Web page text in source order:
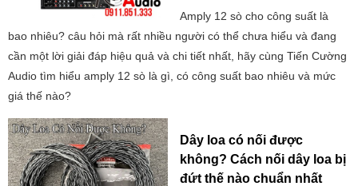
Amply 12 sò cho công suất là
bao nhiêu? câu hỏi mà rất nhiều người có thể chưa hiểu và đang
cần một lời giải đáp hiệu quả và chi tiết nhất, hãy cùng Tiến Cường
Audio tìm hiểu amply 12 sò là gì, có công suất bao nhiêu và mức
giá thế nào?
Dây loa có nối được
không? Cách nối dây loa bị
đứt thế nào chuẩn nhất